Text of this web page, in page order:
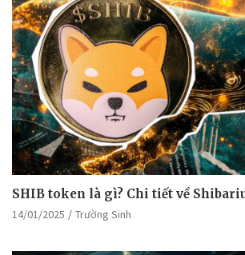
SHIB token là gì? Chi tiết về
14/01/2025 Trường Sinh